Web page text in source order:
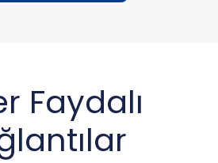
Faydalı